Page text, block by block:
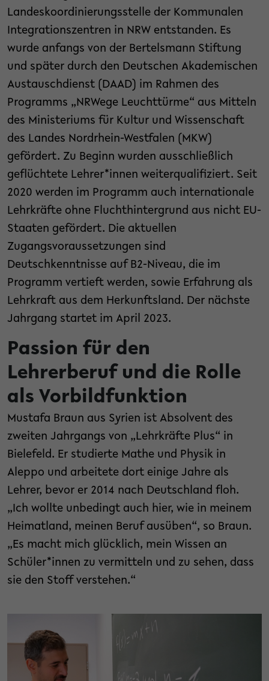
Landeskoordinierungsstelle der Kommunalen
Integrationszentren in NRW entstanden. Es
wurde anfangs von der Bertelsmann Stiftung
und später durch den Deutschen Akademischen
Austauschdienst (DAAD) im Rahmen des
Programms „NRWege Leuchttürme“ aus Mitteln
des Ministeriums für Kultur und Wissenschaft
des Landes Nordrhein-Westfalen (MKW)
gefördert. Zu Beginn wurden ausschließlich
geflüchtete Lehrer*innen weiterqualifiziert. Seit
2020 werden im Programm auch internationale
Lehrkräfte ohne Fluchthintergrund aus nicht EU-
Staaten gefördert. Die aktuellen
Zugangsvoraussetzungen sind
Deutschkenntnisse auf B2-Niveau, die im
Programm vertieft werden, sowie Erfahrung als
Lehrkraft aus dem Herkunftsland. Der nächste
Jahrgang startet im April 2023.
Passion für den
Lehrerberuf und die Rolle
als Vorbildfunktion
Mustafa Braun aus Syrien ist Absolvent des
zweiten Jahrgangs von „Lehrkräfte Plus“ in
Bielefeld. Er studierte Mathe und Physik in
Aleppo und arbeitete dort einige Jahre als
Lehrer, bevor er 2014 nach Deutschland floh.
„Ich wollte unbedingt auch hier, wie in meinem
Heimatland, meinen Beruf ausüben“, so Braun.
„Es macht mich glücklich, mein Wissen an
Schüler*innen zu vermitteln und zu sehen, dass
sie den Stoff verstehen.“